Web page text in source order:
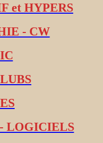
et HYPERS
- CW
LOGICIELS